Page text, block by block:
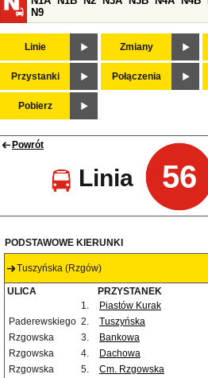
N9
Linie Zmiany
Przystanki Połączenia
Pobierz
Powrót
Linia 56
PODSTAWOWE KIERUNKI
Tuszyńska (Rzgów)
ULICA PRZYSTANEK
1.
Piastów Kurak
Paderewskiego 2. Tuszyńska
Rzgowska
3. Bankowa
Rzgowska
4. Dachowa
Rzgowska
5. Cm. Rzgowska